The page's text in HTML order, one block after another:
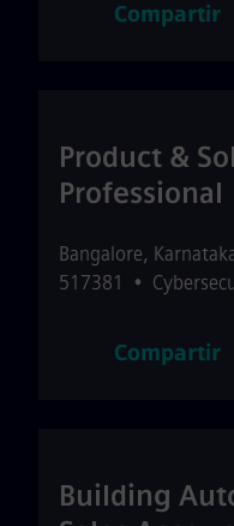
Compartir
Product &
Professional
Bangalore,
517381
•
Compartir
Building